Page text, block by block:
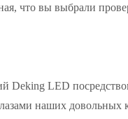
что вы выбрали
Deking LED
наших довольных